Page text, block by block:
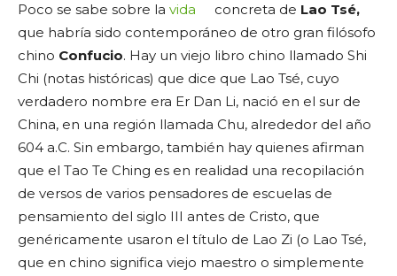
Poco se sabe sobre la vida concreta de Lao Tsé,
que habría sido contemporáneo de otro gran filósofo
chino Confucio. Hay un viejo libro chino llamado Shi
Chi (notas históricas) que dice que Lao Tsé, cuyo
verdadero nombre era Er Dan Li, nació en el sur de
China, en una región llamada Chu, alrededor del año
604 a.C. Sin embargo, también hay quienes afirman
que el Tao Te Ching es en realidad una recopilación
de versos de varios pensadores de escuelas de
pensamiento del siglo III antes de Cristo, que
genéricamente usaron el título de Lao Zi (o Lao Tsé,
que en chino significa viejo maestro o simplemente